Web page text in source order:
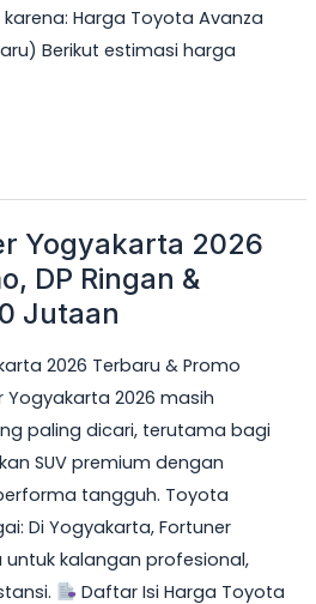
Harga Toyota Avanza
Berikut estimasi harga
Yogyakarta 2026
DP Ringan &
Jutaan
2026 Terbaru & Promo
Yogyakarta 2026 masih
paling dicari, terutama bagi
SUV premium dengan
tangguh. Toyota
Di Yogyakarta, Fortuner
kalangan profesional,
Daftar Isi Harga Toyota